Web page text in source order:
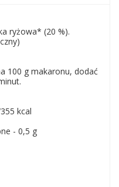
ryżowa* (20 %).
100 g makaronu, dodać
kcal
- 0,5 g